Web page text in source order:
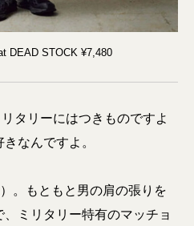
DEAD STOCK ¥7,480
タリーにはつきものですよ
なんですよ。
。もともと男の肩の張りを
ミリタリー特有のマッチョ